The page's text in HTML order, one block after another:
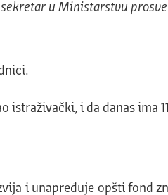
u Ministarstvu
istraživački, i da danas ima
i unapređuje opšti fond